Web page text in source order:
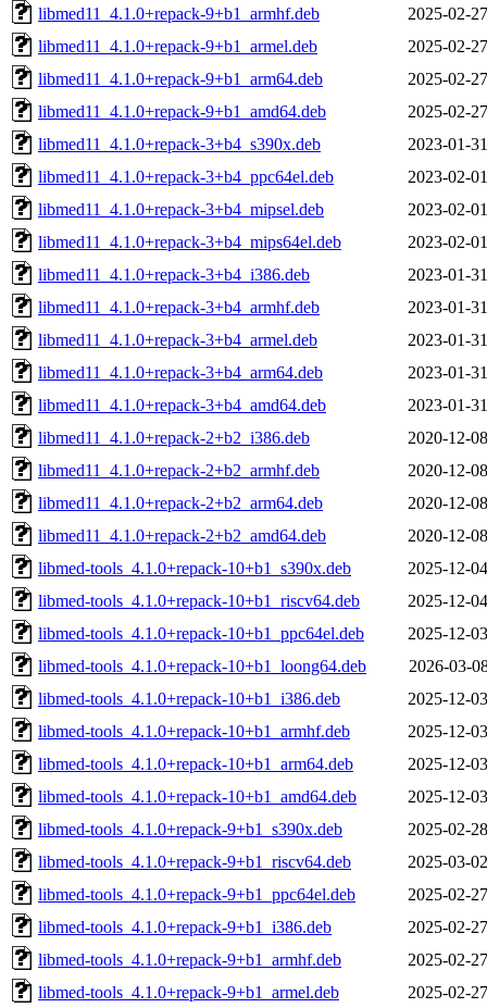
libmed11_4.1.0+repack-9+b1_armhf.deb
2025-02-
libmed11_4.1.0+repack-9+b1_armel.deb
2025-02-
libmed11_4.1.0+repack-9+b1_arm64.deb
2025-02-
libmed11_4.1.0+repack-9+b1_amd64.deb
2025-02-
libmed11_4.1.0+repack-3+b4_s390x.deb
2023-01-
libmed11_4.1.0+repack-3+b4_ppc64el.deb
2023-02-
libmed11_4.1.0+repack-3+b4_mipsel.deb
2023-02-
libmed11_4.1.0+repack-3+b4_mips64el.deb
2023-02-
libmed11_4.1.0+repack-3+b4_i386.deb
2023-01-
libmed11_4.1.0+repack-3+b4_armhf.deb
2023-01-
libmed11_4.1.0+repack-3+b4_armel.deb
2023-01-
libmed11_4.1.0+repack-3+b4_arm64.deb
2023-01-
libmed11_4.1.0+repack-3+b4_amd64.deb
2023-01-
libmed11_4.1.0+repack-2+b2_i386.deb
2020-12-
libmed11_4.1.0+repack-2+b2_armhf.deb
2020-12-
libmed11_4.1.0+repack-2+b2_arm64.deb
2020-12-
libmed11_4.1.0+repack-2+b2_amd64.deb
2020-12-
libmed-tools_4.1.0+repack-10+b1_s390x.deb
2025-12-
libmed-tools_4.1.0+repack-10+b1_riscv64.deb
2025-12-
libmed-tools_4.1.0+repack-10+b1_ppc64el.deb
2025-12-
libmed-tools_4.1.0+repack-10+b1_loong64.deb
2026-03-
libmed-tools_4.1.0+repack-10+b1_i386.deb
2025-12-
libmed-tools_4.1.0+repack-10+b1_armhf.deb
2025-12-
libmed-tools_4.1.0+repack-10+b1_arm64.deb
2025-12-
libmed-tools_4.1.0+repack-10+b1_amd64.deb
2025-12-
libmed-tools_4.1.0+repack-9+b1_s390x.deb
2025-02-
libmed-tools_4.1.0+repack-9+b1_riscv64.deb
2025-03-
libmed-tools_4.1.0+repack-9+b1_ppc64el.deb
2025-02-
libmed-tools_4.1.0+repack-9+b1_i386.deb
2025-02-
libmed-tools_4.1.0+repack-9+b1_armhf.deb
2025-02-
libmed-tools_4.1.0+repack-9+b1_armel.deb
2025-02-